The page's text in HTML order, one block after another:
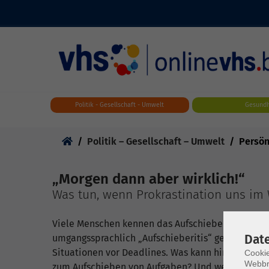
Skip to main content
Politik - Gesellschaft - Umwelt
Politik – Gesellschaft – Umwelt
„Morgen dann aber wirklich!“
Was tun, wenn Prokrastination uns im
Viele Menschen kennen das Aufschieben
umgangssprachlich „Aufschieberitis“ genannt.
Situationen vor Deadlines. Was kann hinter der